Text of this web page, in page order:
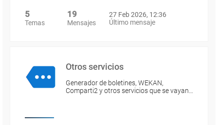
5
Temas
19
Mensajes
27 Feb 2026, 12:36
Último mensaje
Otros servicios
Generador de boletines, WEKAN,
Comparti2 y otros servicios que se vayan…